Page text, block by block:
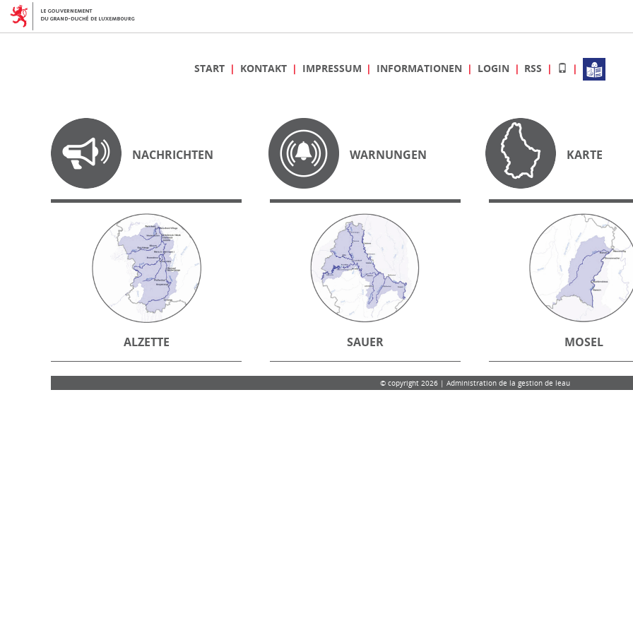
START KONTAKT IMPRESSUM INFORMATIONEN LOGIN RSS
NACHRICHTEN WARNUNGEN KARTE
ALZETTE SAUER MOSEL
© copyright 2026 | Administration de la gestion de leau